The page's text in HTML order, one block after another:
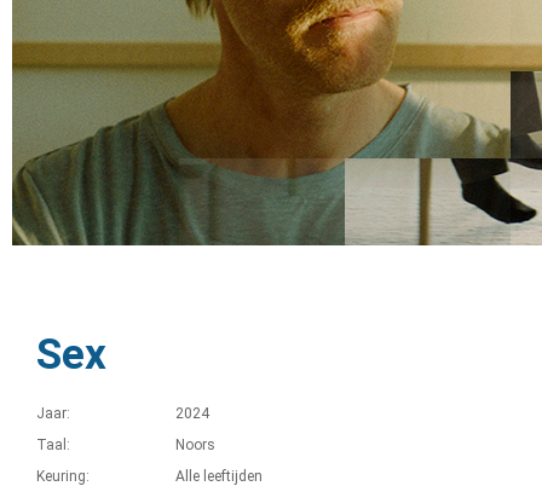
Sex
Jaar:
2024
Taal:
Noors
Keuring:
Alle leeftijden